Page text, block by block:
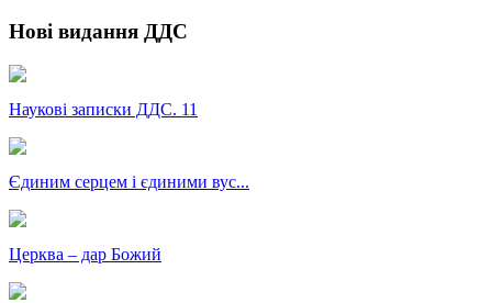
Нові видання ДДС
Наукові записки ДДС. 11
Єдиним серцем і єдиними вус...
Церква – дар Божий